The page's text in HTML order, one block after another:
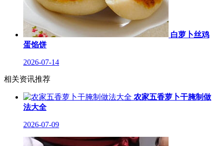
白萝卜丝鸡
蛋馅饼
2026-07-14
相关资讯推荐
农家五香萝卜干腌制做
法大全
2026-07-09